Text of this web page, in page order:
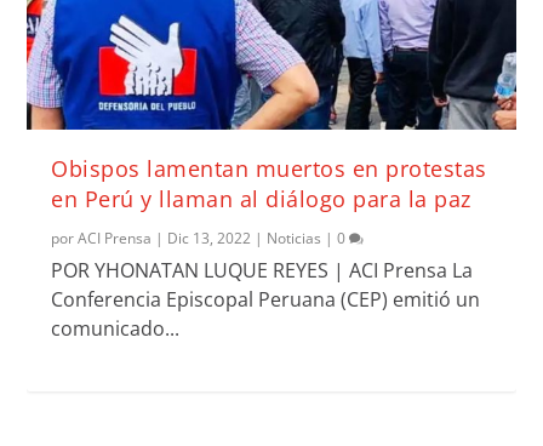
Obispos lamentan muertos en protestas
en Perú y llaman al diálogo para la paz
porACI Prensa | Dic 13, 2022 | Noticias |0
POR YHONATAN LUQUE REYES | ACI Prensa La
Conferencia Episcopal Peruana (CEP) emitió un
comunicado...